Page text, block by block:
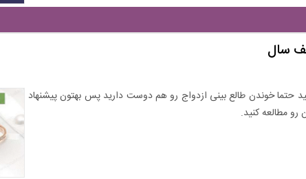
سال
حتما خوندن طالع بینی ازدواج رو هم دوست دارید پس بهتون پیشنهاد
رو مطالعه کنید.